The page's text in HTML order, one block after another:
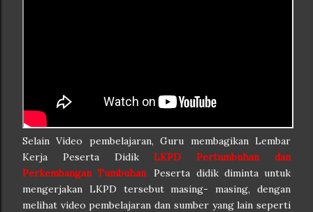
Selain Video pembelajaran, Guru membagikan Lembar
Kerja Peserta DidikLKPD Pertumbuhan dan
Perkembangan Tumbuhan. Peserta didik diminta untuk
mengerjakan LKPD tersebut masing- masing, dengan
melihat video pembelajaran dan sumber yang lain seperti